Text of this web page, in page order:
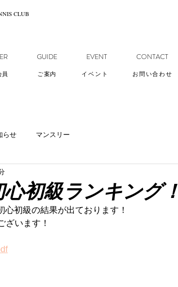
CLUB
GUIDE EVENT CONTACT
員 ご案内 イベント お問い合わせ
らせ マンスリー
初級ランキング！
初級の結果が出ております！
ざいます！